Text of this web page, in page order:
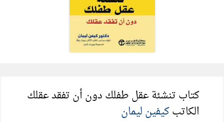
كتاب تنشئة عقل طفلك دون أن تفقد عقلك
الكاتبكيفين ليمان